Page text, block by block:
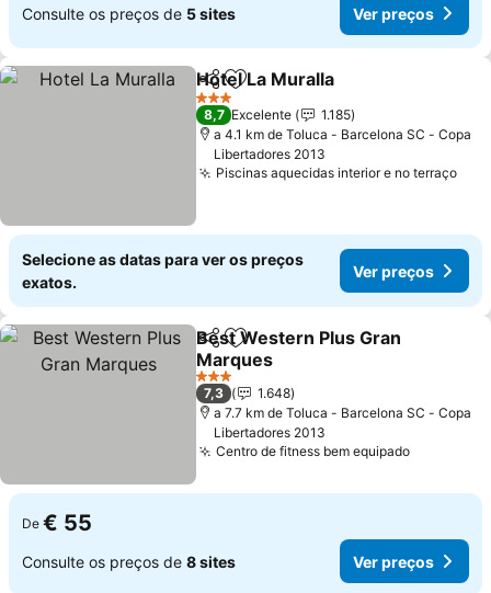
Consulte os preços de 5 sites Ver preços
PartilharAdicionar aos favoritos
Hotel La Muralla
3 Estrelas
8,7 Excelente
1.185
a 4.1 km de Toluca - Barcelona SC - Copa
Libertadores 2013
Piscinas aquecidas interior e no terraçoVer
Selecione as datas para ver os preços
exatos.
Ver preços
PartilharAdicionar aos favoritos
Best Western Plus Gran
Marques
Ver preços
3 Estrelas
7,3
1.648
a 7.7 km de Toluca - Barcelona SC - Copa
Libertadores 2013
Centro de fitness bem equipadoVer
De € 55
Consulte os preços de 8 sites Ver preços